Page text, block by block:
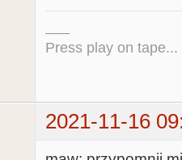
Press play on tape...
2021-11-16